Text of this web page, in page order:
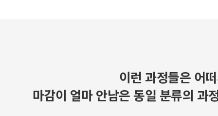
이런 과정들은 어
마감이 얼마 안남은 동일 분류의 과